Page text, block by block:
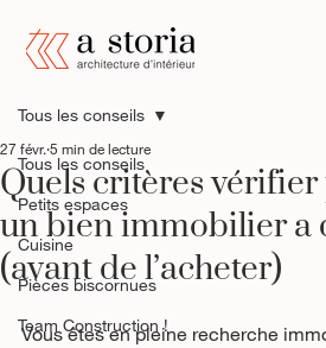
Tous les conseils
Petits espaces
Cuisine
Pièces biscornues
Team Construction !
Tous les conseils
Quels critères
un bien immobilier a
(avant de l’acheter)
27 févr. 5 min de lecture
Vous êtes en pleine recherche